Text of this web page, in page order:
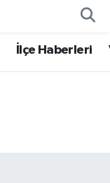
İlçe Haberleri